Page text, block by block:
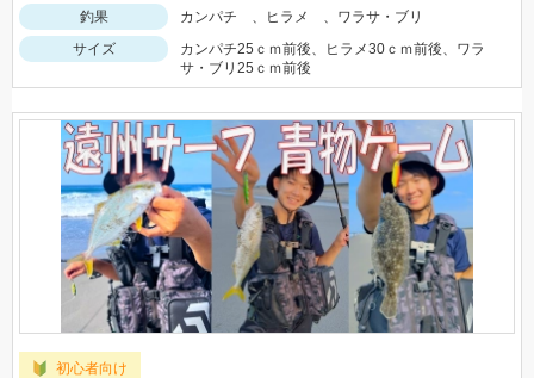
釣果
カンパチ 、ヒラメ 、ワラサ・ブリ
サイズ
カンパチ25ｃｍ前後、ヒラメ30ｃｍ前後、ワラ
サ・ブリ25ｃｍ前後
初心者向け